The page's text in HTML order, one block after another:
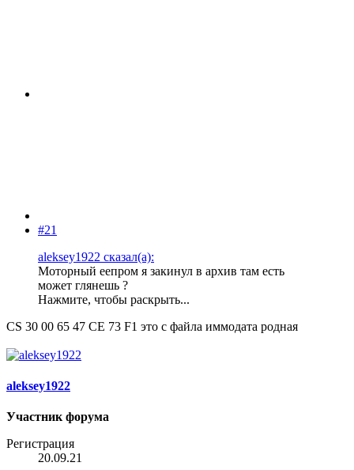
#21
aleksey1922 сказал(а):
Моторный еепром я закинул в архив там есть
может глянешь ?
Нажмите, чтобы раскрыть...
CS 30 00 65 47 CE 73 F1 это с файла иммодата родная
aleksey1922
Участник форума
Регистрация
20.09.21